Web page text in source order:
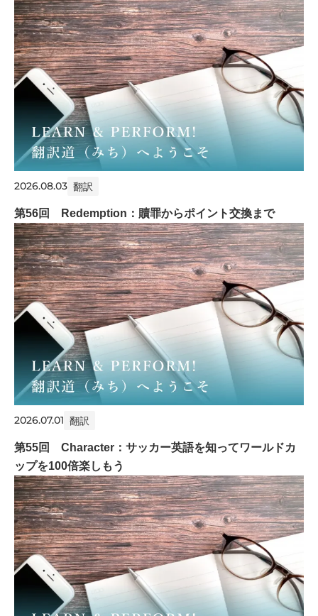
2026.08.03 翻訳
第56回 Redemption：贖罪からポイント交換まで
2026.07.01 翻訳
第55回 Character：サッカー英語を知ってワールドカ
ップを100倍楽しもう